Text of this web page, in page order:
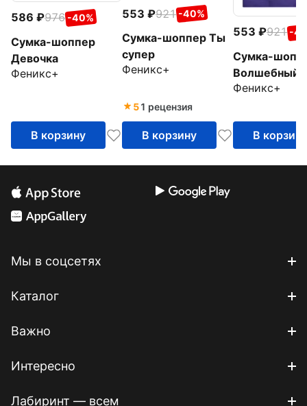
586 976 -40%
Сумка-шоппер
Девочка
Феникс+
В корзину
553 921 -40%
Сумка-шоппер Ты
супер
Феникс+
51 рецензия
В корзину
553 921 -
Сумка-
Волшебный
Феникс+
В корзину
Мы в соцсетях
Каталог
Важно
Интересно
Лабиринт — всем